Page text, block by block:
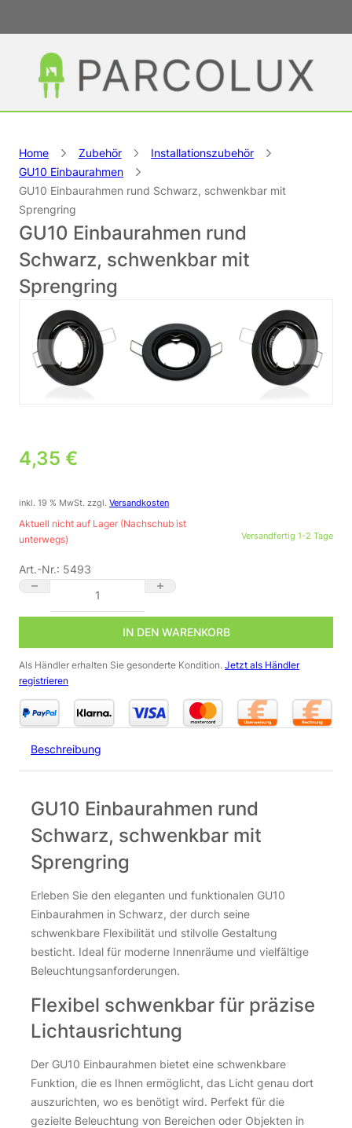
Home Zubehör
Installationszubehör
GU10 Einbaurahmen
GU10 Einbaurahmen rund Schwarz, schwenkbar mit
Sprengring
GU10 Einbaurahmen rund
Schwarz, schwenkbar mit
Sprengring
4,35 €
inkl. 19 % MwSt. zzgl.Versandkosten
Aktuell nicht auf Lager (Nachschub ist
unterwegs)
Versandfertig 1-2 Tage
Art.-Nr.: 5493
GU10 Einbaurahmen rund Schwarz, schwenkbar mit Sprengring
IN DEN WARENKORB
Als Händler erhalten Sie gesonderte Kondition. Jetzt als Händler
registrieren
Beschreibung
GU10 Einbaurahmen rund
Schwarz, schwenkbar mit
Sprengring
Erleben Sie den eleganten und funktionalen GU10
Einbaurahmen in Schwarz, der durch seine
schwenkbare Flexibilität und stilvolle Gestaltung
besticht. Ideal für moderne Innenräume und vielfältige
Beleuchtungsanforderungen.
Flexibel schwenkbar für präzise
Lichtausrichtung
Der GU10 Einbaurahmen bietet eine schwenkbare
Funktion, die es Ihnen ermöglicht, das Licht genau dort
auszurichten, wo es benötigt wird. Perfekt für die
gezielte Beleuchtung von Bereichen oder Objekten in